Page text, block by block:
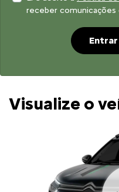
receber comunicações
Visualize o